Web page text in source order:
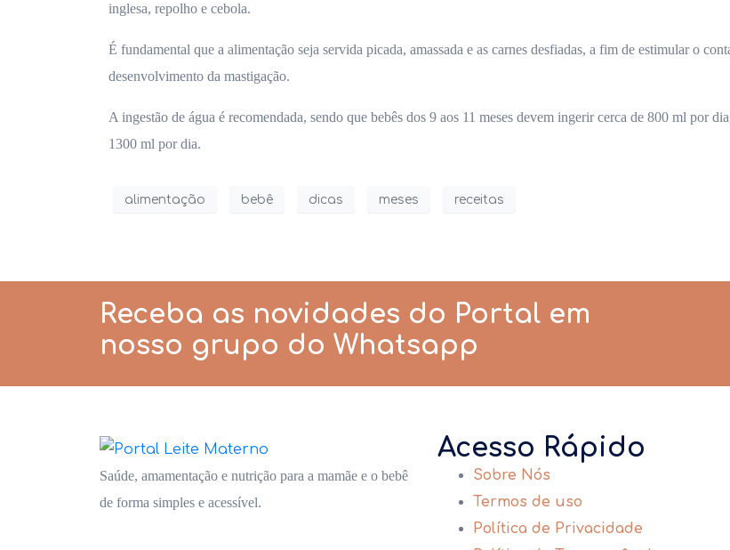
inglesa, repolho e cebola.
É fundamental que a alimentação seja servida picada, amassada e as carnes desfiadas, a fim de estimular o
desenvolvimento da mastigação.
A ingestão de água é recomendada, sendo que bebês dos 9 aos 11 meses devem ingerir cerca de 800 ml por
1300 ml por dia.
alimentação bebê dicas meses receitas
Receba as novidades do Portal em
nosso grupo do Whatsapp
Saúde, amamentação e nutrição para a mamãe e o bebê
de forma simples e acessível.
Acesso Rápido
Sobre Nós
Termos de uso
Política de Privacidade